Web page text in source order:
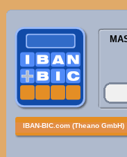
IBAN-BIC.com (Theano GmbH)